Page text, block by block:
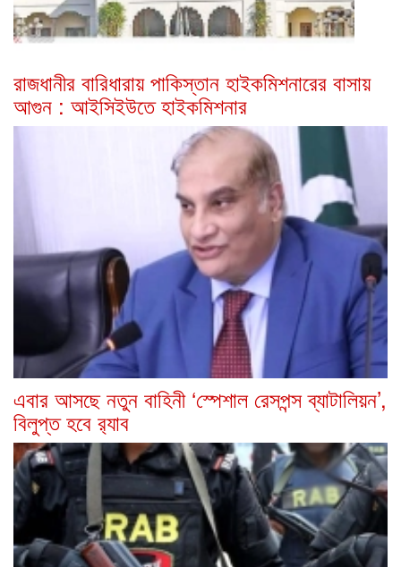
রাজধানীর বারিধারায় পাকিস্তান হাইকমিশনারের বাসায়
আগুন : আইসিইউতে হাইকমিশনার
এবার আসছে নতুন বাহিনী ‘স্পেশাল রেসপন্স ব্যাটালিয়ন’,
বিলুপ্ত হবে র‍্যাব